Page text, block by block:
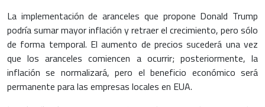
La implementación de aranceles que propone Donald Trump
podría sumar mayor inflación y retraer el crecimiento, pero sólo
de forma temporal. El aumento de precios sucederá una vez
que los aranceles comiencen a ocurrir; posteriormente, la
inflación se normalizará, pero el beneficio económico será
permanente para las empresas locales en EUA.